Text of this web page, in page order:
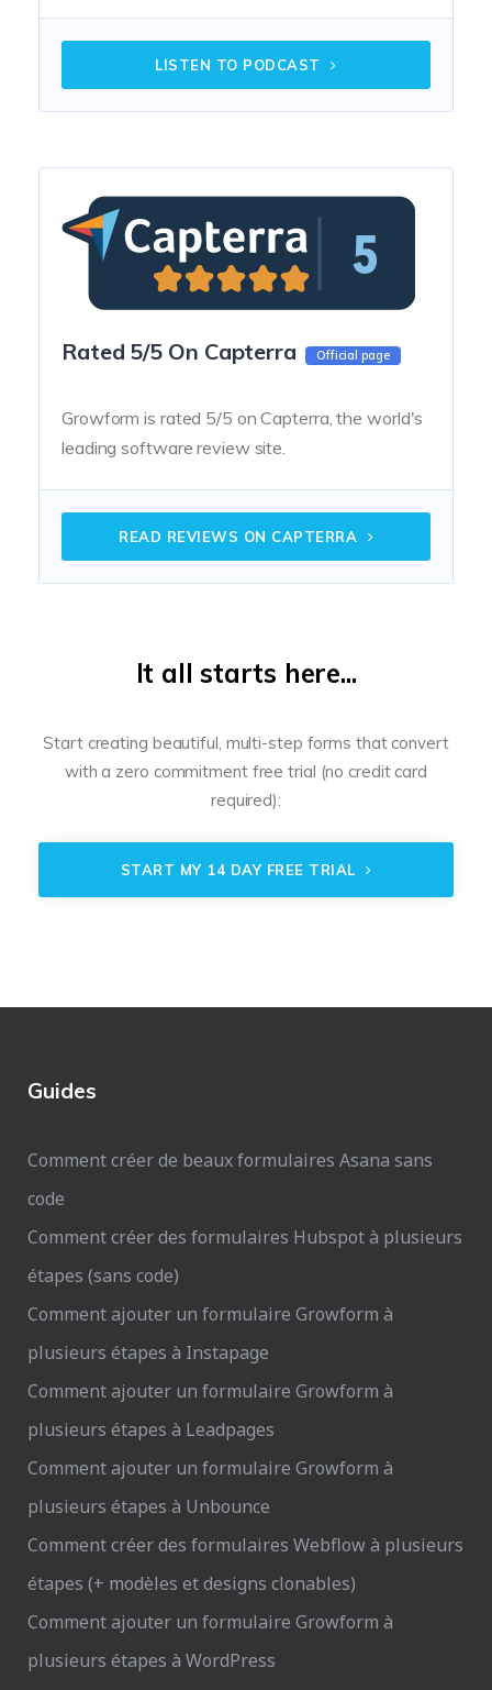
LISTEN TO PODCAST
Rated 5/5 On Capterra Official page
Growform is rated 5/5 on Capterra, the world's
leading software review site.
READ REVIEWS ON CAPTERRA
It all starts here...
Start creating beautiful, multi-step forms that convert
with a zero commitment free trial (no credit card
required):
START MY 14 DAY FREE TRIAL
Guides
Comment créer de beaux formulaires Asana sans
code
Comment créer des formulaires Hubspot à plusieurs
étapes (sans code)
Comment ajouter un formulaire Growform à
plusieurs étapes à Instapage
Comment ajouter un formulaire Growform à
plusieurs étapes à Leadpages
Comment ajouter un formulaire Growform à
plusieurs étapes à Unbounce
Comment créer des formulaires Webflow à plusieurs
étapes (+ modèles et designs clonables)
Comment ajouter un formulaire Growform à
plusieurs étapes à WordPress